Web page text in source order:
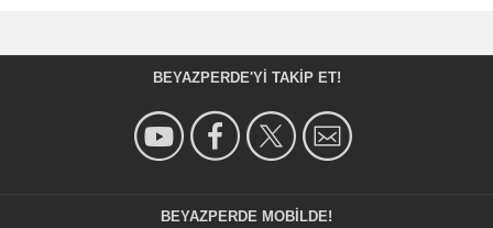
BEYAZPERDE'YI TAKIP ET!
BEYAZPERDE MOBILDE!